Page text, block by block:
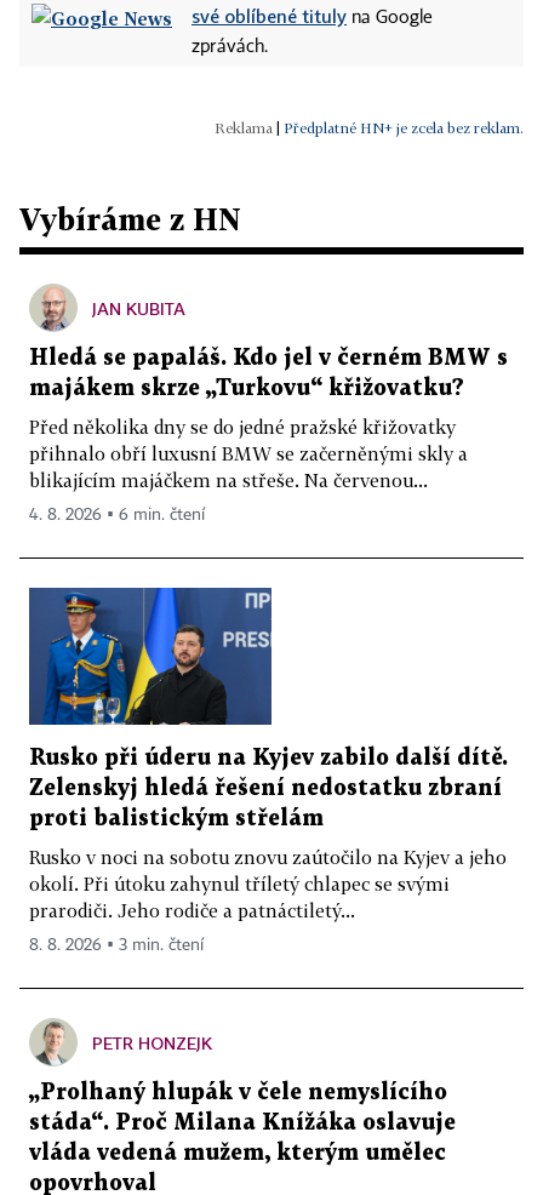
své oblíbené tituly na Google
zprávách.
Předplatné HN+ je zcela bez reklam.
Vybíráme z HN
JAN KUBITA
Hledá se papaláš. Kdo jel v černém BMW s
majákem skrze „Turkovu“ křižovatku?
Před několika dny se do jedné pražské křižovatky
přihnalo obří luxusní BMW se začerněnými skly a
blikajícím majáčkem na střeše. Na červenou...
4. 8. 2026 ▪ 6 min. čtení
Rusko při úderu na Kyjev zabilo další dítě.
Zelenskyj hledá řešení nedostatku zbraní
proti balistickým střelám
Rusko v noci na sobotu znovu zaútočilo na Kyjev a jeho
okolí. Při útoku zahynul tříletý chlapec se svými
prarodiči. Jeho rodiče a patnáctiletý...
8. 8. 2026 ▪ 3 min. čtení
PETR HONZEJK
„Prolhaný hlupák v čele nemyslícího
stáda“. Proč Milana Knížáka oslavuje
vláda vedená mužem, kterým umělec
opovrhoval